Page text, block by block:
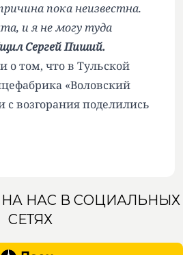
пока неизвестна.
и я не могу туда
Сергей Пиший.
о том, что в Тульской
«Воловский
с возгорания поделились
НАС В СОЦИАЛЬНЫХ
СЕТЯХ